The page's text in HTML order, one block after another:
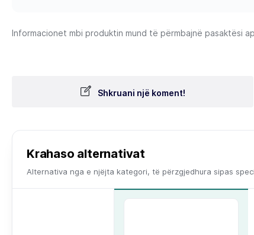
Informacionet mbi produktin mund të përmbajnë pasaktësi
Shkruani një koment!
Krahaso alternativat
Alternativa nga e njëjta kategori, të përzgjedhura sipas